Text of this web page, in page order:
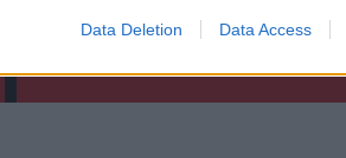
Data Deletion Data Access